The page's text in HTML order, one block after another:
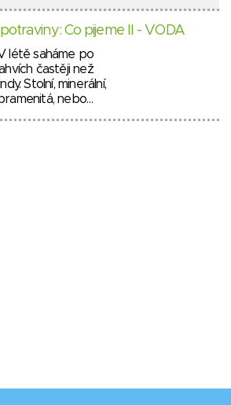
Co pijeme II - VODA
létě saháme po
častěji než
Stolní, minerální,
nebo…